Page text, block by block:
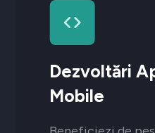
Dezvoltări
Mobile